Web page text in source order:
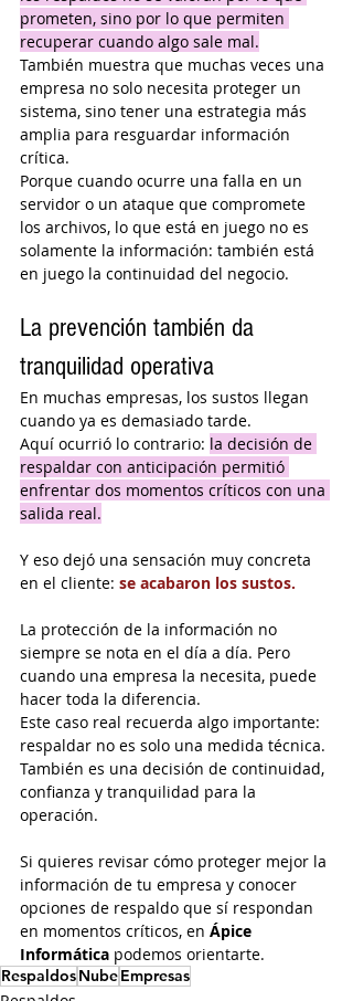
prometen, sino por lo que permiten
recuperar cuando algo sale mal.
También muestra que muchas veces una
empresa no solo necesita proteger un
sistema, sino tener una estrategia más
amplia para resguardar información
crítica.
Porque cuando ocurre una falla en un
servidor o un ataque que compromete
los archivos, lo que está en juego no es
solamente la información: también está
en juego la continuidad del negocio.
La prevención también da
tranquilidad operativa
En muchas empresas, los sustos llegan
cuando ya es demasiado tarde.
Aquí ocurrió lo contrario: la decisión de
respaldar con anticipación permitió
enfrentar dos momentos críticos con una
salida real.
Y eso dejó una sensación muy concreta
en el cliente: se acabaron los sustos.
La protección de la información no
siempre se nota en el día a día. Pero
cuando una empresa la necesita, puede
hacer toda la diferencia.
Este caso real recuerda algo importante:
respaldar no es solo una medida técnica.
También es una decisión de continuidad,
confianza y tranquilidad para la
operación.
Si quieres revisar cómo proteger mejor la
información de tu empresa y conocer
opciones de respaldo que sí respondan
en momentos críticos, en Ápice
Informática podemos orientarte.
RespaldosNubeEmpresas